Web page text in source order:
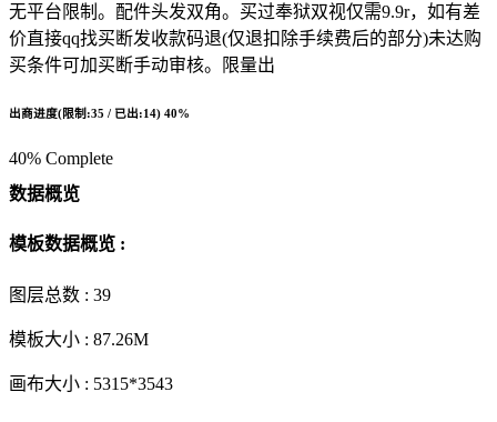
无平台限制。配件头发双角。买过奉狱双视仅需9.9r，如有差
价直接qq找买断发收款码退(仅退扣除手续费后的部分)未达购
买条件可加买断手动审核。限量出
出商进度(限制:35 / 已出:14) 40%
40% Complete
数据概览
模板数据概览 :
图层总数 : 39
模板大小 : 87.26M
画布大小 : 5315*3543